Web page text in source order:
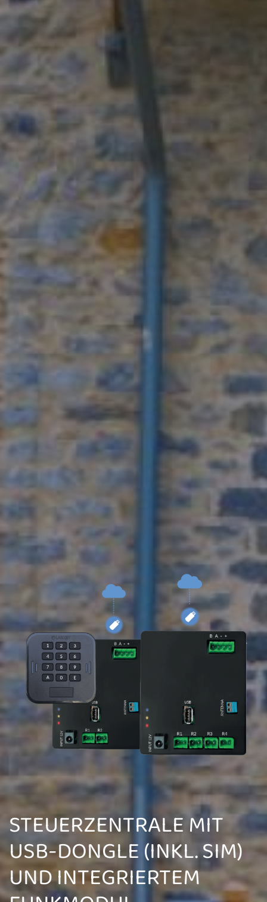
STEUERZENTRALE MIT
USB-DONGLE (INKL. SIM)
UND INTEGRIERTEM